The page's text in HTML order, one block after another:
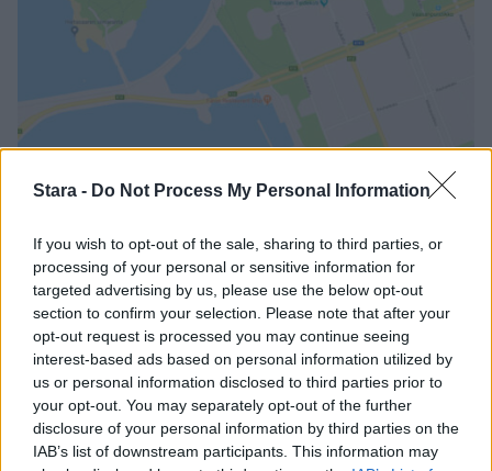
Stara - Do Not Process My Personal Information
If you wish to opt-out of the sale, sharing to third parties, or
processing of your personal or sensitive information for
targeted advertising by us, please use the below opt-out
section to confirm your selection. Please note that after your
opt-out request is processed you may continue seeing
interest-based ads based on personal information utilized by
us or personal information disclosed to third parties prior to
your opt-out. You may separately opt-out of the further
disclosure of your personal information by third parties on the
IAB’s list of downstream participants. This information may
Digi
4.3.2022, 15:00
Google Maps poisti ominaisuuden
Ukrainassa – tarkoituksena
suojella siviilejä